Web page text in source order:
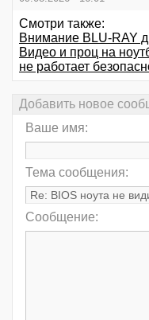
Смотри также:
Внимание BLU-RAY
Видео и проц на
не работает
Добавить новое
Ваше имя:
Тема сообщения:
Сообщение: